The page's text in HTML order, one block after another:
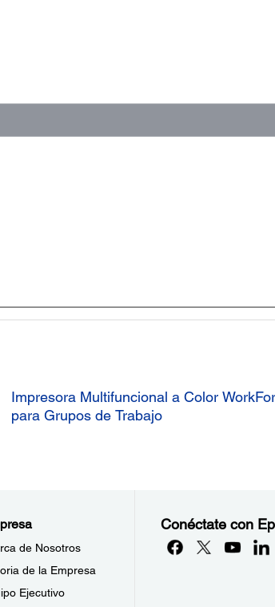
Impresora Multifuncional a Color
para Grupos de Trabajo
de Nosotros
de la Empresa
Ejecutivo
Conéctate con